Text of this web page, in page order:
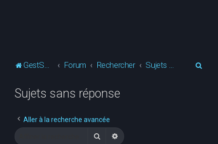
GestSup.fr Forum Rechercher Sujets sans réponse
Sujets sans réponse
Aller à la recherche avancée
RechercherRecherche avancée